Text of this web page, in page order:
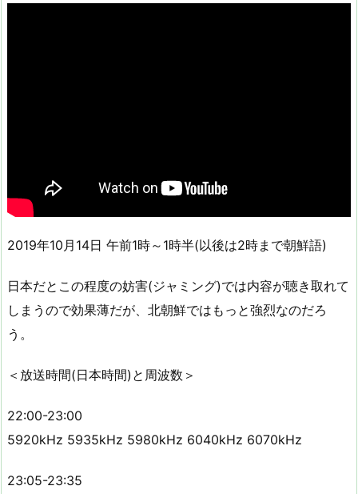
2019年10月14日 午前1時～1時半(以後は2時まで朝鮮語)
日本だとこの程度の妨害(ジャミング)では内容が聴き取れて
しまうので効果薄だが、北朝鮮ではもっと強烈なのだろ
う。
＜放送時間(日本時間)と周波数＞
22:00-23:00
5920kHz 5935kHz 5980kHz 6040kHz 6070kHz
23:05-23:35